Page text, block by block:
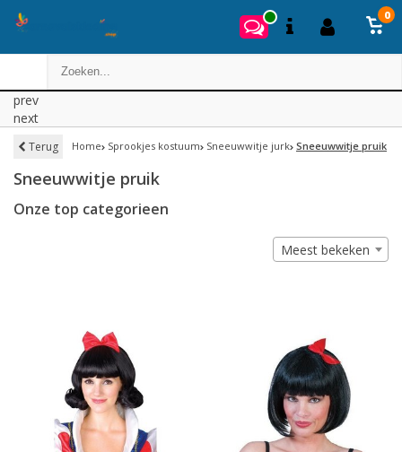
0
prev
next
Terug Home Sprookjes kostuum Sneeuwwitje jurk Sneeuwwitje pruik
Sneeuwwitje pruik
Onze top categorieen
Meest bekeken